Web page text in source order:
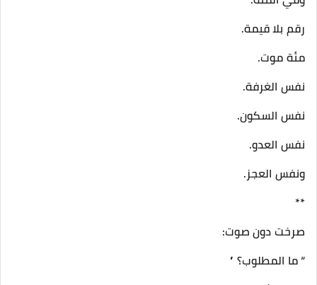
رقم بلا قيمة.
مئة موت.
نفس الغرفة.
نفس السكون.
نفس العدو.
ونفس العجز.
**
صرخت دون صوت:
“ ما المطلوب؟ ”